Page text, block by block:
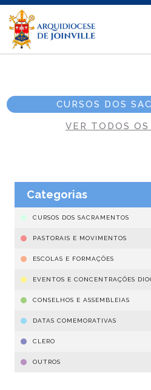
CURSOS DOS
VER TODOS
Categorias
CURSOS DOS SACRAMENTOS
PASTORAIS E MOVIMENTOS
ESCOLAS E FORMAÇÕES
EVENTOS E CONCENTRAÇÕES
CONSELHOS E ASSEMBLEIAS
DATAS COMEMORATIVAS
CLERO
OUTROS